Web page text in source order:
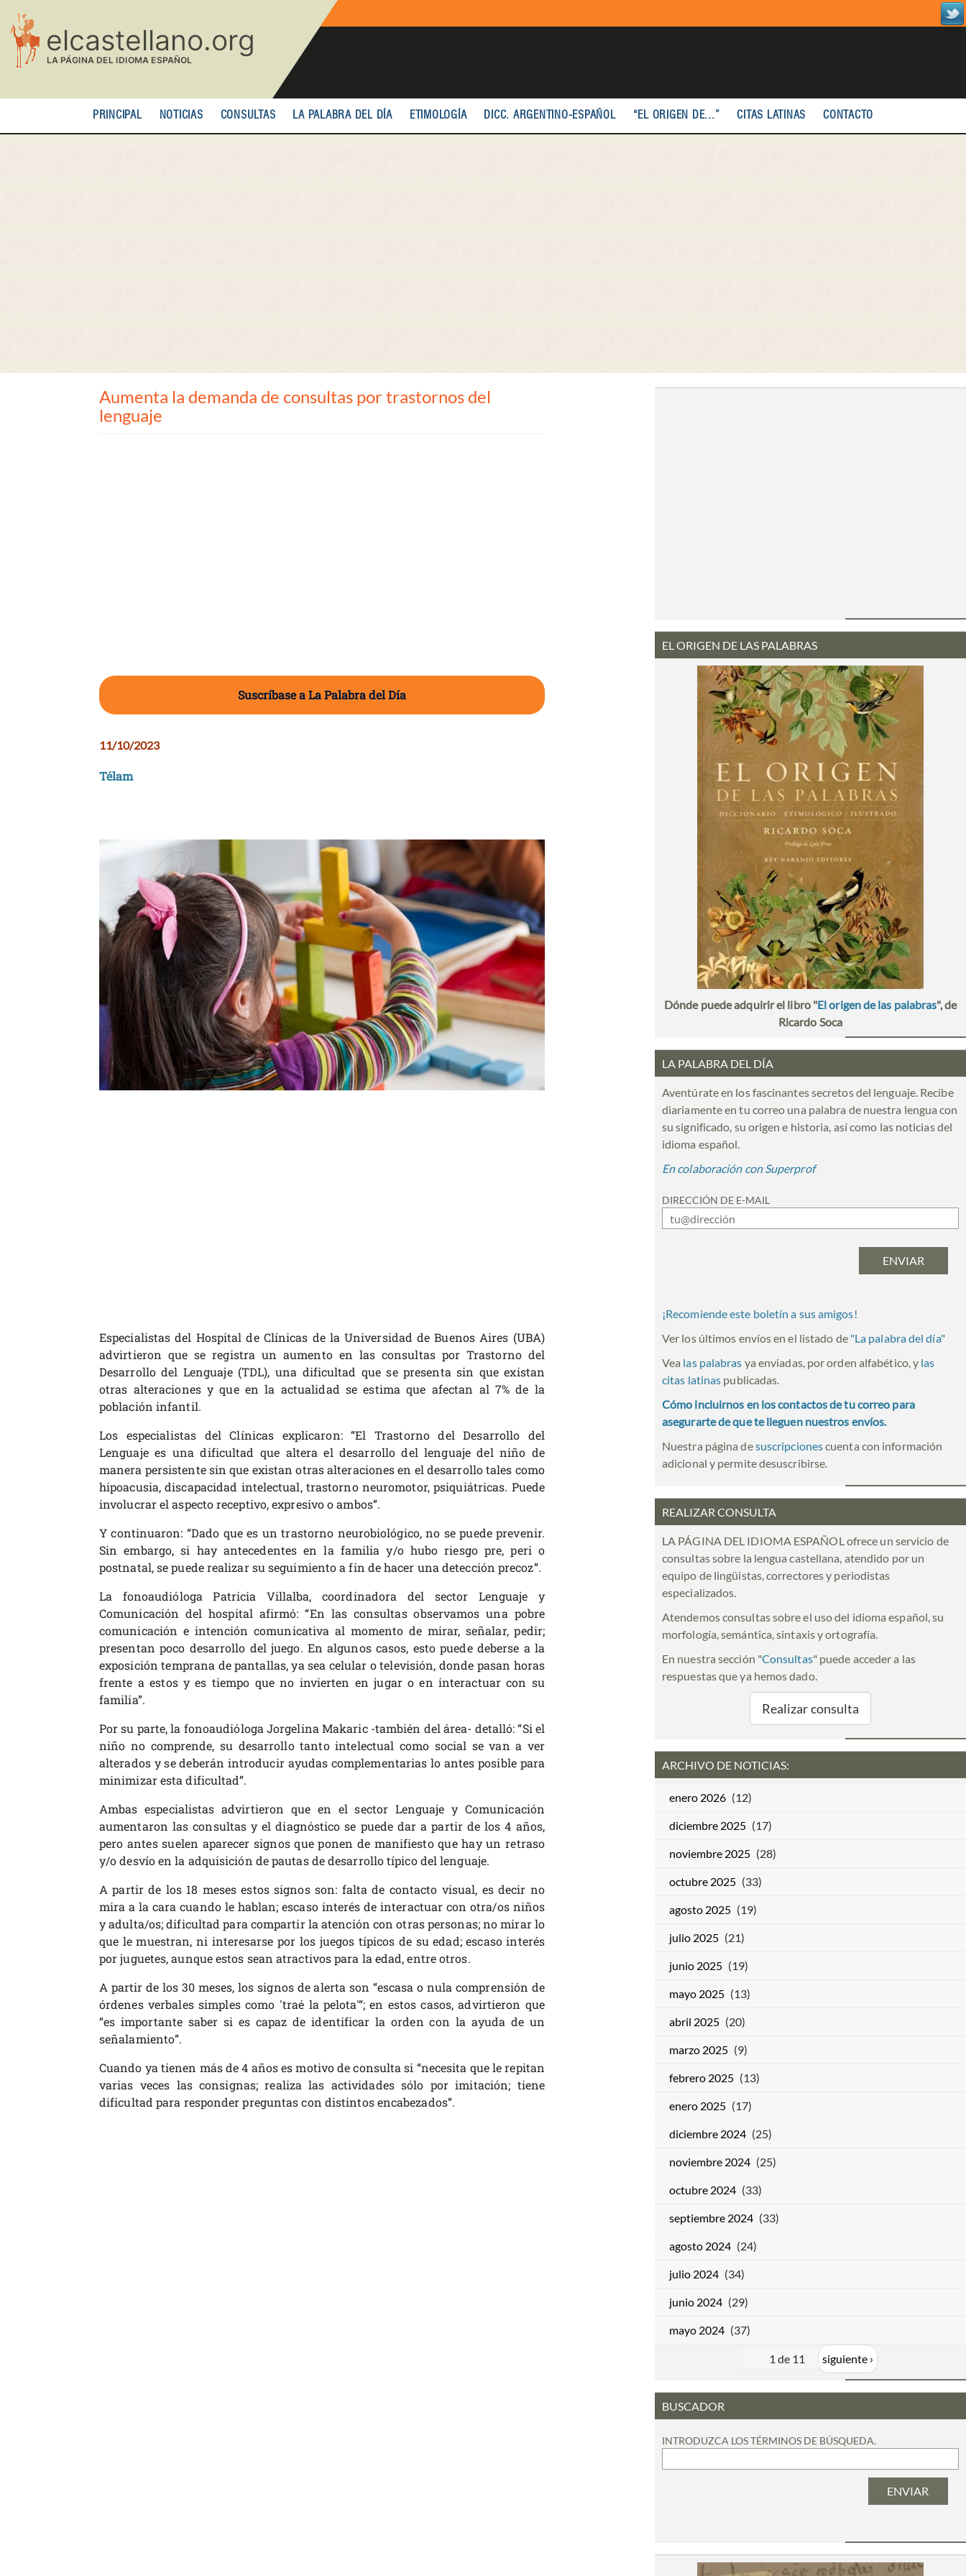
contenido
principal
PRINCIPAL NOTICIAS CONSULTAS LA PALABRA DEL DÍA ETIMOLOGÍA DICC. ARGENTINO-ESPAÑOL “EL ORIGEN DE...” CITAS LATINAS CONTACTO
Aumenta la demanda de consultas por trastornos del
lenguaje
Suscríbase a La Palabra del Día
11/10/2023
Télam
Especialistas del Hospital de Clínicas de la Universidad de Buenos Aires (UBA)
advirtieron que se registra un aumento en las consultas por Trastorno del
Desarrollo del Lenguaje (TDL), una dificultad que se presenta sin que existan
otras alteraciones y que en la actualidad se estima que afectan al 7% de la
población infantil.
Los especialistas del Clínicas explicaron: “El Trastorno del Desarrollo del
Lenguaje es una dificultad que altera el desarrollo del lenguaje del niño de
manera persistente sin que existan otras alteraciones en el desarrollo tales como
hipoacusia, discapacidad intelectual, trastorno neuromotor, psiquiátricas. Puede
involucrar el aspecto receptivo, expresivo o ambos”.
Y continuaron: “Dado que es un trastorno neurobiológico, no se puede prevenir.
Sin embargo, si hay antecedentes en la familia y/o hubo riesgo pre, peri o
postnatal, se puede realizar su seguimiento a fin de hacer una detección precoz”.
La fonoaudióloga Patricia Villalba, coordinadora del sector Lenguaje y
Comunicación del hospital afirmó: “En las consultas observamos una pobre
comunicación e intención comunicativa al momento de mirar, señalar, pedir;
presentan poco desarrollo del juego. En algunos casos, esto puede deberse a la
exposición temprana de pantallas, ya sea celular o televisión, donde pasan horas
frente a estos y es tiempo que no invierten en jugar o en interactuar con su
familia”.
Por su parte, la fonoaudióloga Jorgelina Makaric -también del área- detalló: “Si el
niño no comprende, su desarrollo tanto intelectual como social se van a ver
alterados y se deberán introducir ayudas complementarias lo antes posible para
minimizar esta dificultad”.
Ambas especialistas advirtieron que en el sector Lenguaje y Comunicación
aumentaron las consultas y el diagnóstico se puede dar a partir de los 4 años,
pero antes suelen aparecer signos que ponen de manifiesto que hay un retraso
y/o desvío en la adquisición de pautas de desarrollo típico del lenguaje.
A partir de los 18 meses estos signos son: falta de contacto visual, es decir no
mira a la cara cuando le hablan; escaso interés de interactuar con otra/os niños
y adulta/os; dificultad para compartir la atención con otras personas; no mirar lo
que le muestran, ni interesarse por los juegos típicos de su edad; escaso interés
por juguetes, aunque estos sean atractivos para la edad, entre otros.
A partir de los 30 meses, los signos de alerta son “escasa o nula comprensión de
órdenes verbales simples como 'traé la pelota'“; en estos casos, advirtieron que
“es importante saber si es capaz de identificar la orden con la ayuda de un
señalamiento”.
Cuando ya tienen más de 4 años es motivo de consulta si “necesita que le repitan
varias veces las consignas; realiza las actividades sólo por imitación; tiene
dificultad para responder preguntas con distintos encabezados”.
EL ORIGEN DE LAS PALABRAS
Dónde puede adquirir el libro "El origen de las palabras", de
Ricardo Soca
LA PALABRA DEL DÍA
Aventúrate en los fascinantes secretos del lenguaje. Recibe
diariamente en tu correo una palabra de nuestra lengua con
su significado, su origen e historia, así como las noticias del
idioma español.
En colaboración con Superprof
DIRECCIÓN DE E-MAIL
¡Recomiende este boletín a sus amigos!
Ver los últimos envíos en el listado de "La palabra del día"
Vea las palabras ya enviadas, por orden alfabético, y las
citas latinas publicadas.
Cómo incluirnos en los contactos de tu correo para
asegurarte de que te lleguen nuestros envíos.
Nuestra página desuscripcionescuenta con información
adicional y permite desuscribirse.
REALIZAR CONSULTA
LA PÁGINA DEL IDIOMA ESPAÑOL ofrece un servicio de
consultas sobre la lengua castellana, atendido por un
equipo de lingüistas, correctores y periodistas
especializados.
Atendemos consultas sobre el uso del idioma español, su
morfología, semántica, sintaxis y ortografía.
En nuestra sección "Consultas" puede acceder a las
respuestas que ya hemos dado.
Realizar consulta
ARCHIVO DE NOTICIAS:
enero 2026 (12)
diciembre 2025 (17)
noviembre 2025 (28)
octubre 2025 (33)
agosto 2025 (19)
julio 2025 (21)
junio 2025 (19)
mayo 2025 (13)
abril 2025 (20)
marzo 2025 (9)
febrero 2025 (13)
enero 2025 (17)
diciembre 2024 (25)
noviembre 2024 (25)
octubre 2024 (33)
septiembre 2024 (33)
agosto 2024 (24)
julio 2024 (34)
junio 2024 (29)
mayo 2024 (37)
1 de 11 siguiente ›
BUSCADOR
INTRODUZCA LOS TÉRMINOS DE BÚSQUEDA.